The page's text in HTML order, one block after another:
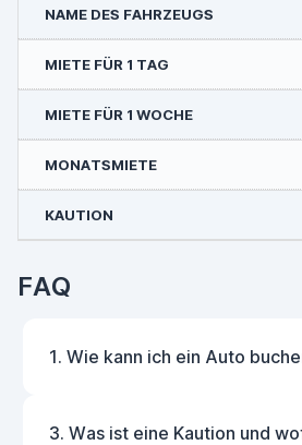
FAQ
1. Wie kann ich ein Auto
3. Was ist eine Kaution und